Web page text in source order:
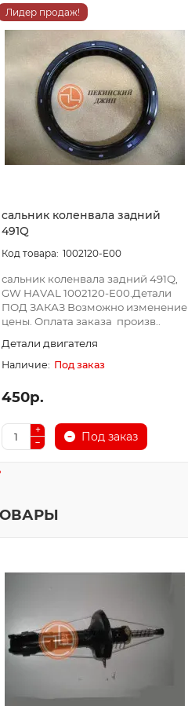
Лидер продаж!
сальник коленвала задний
491Q
1002120-E00
сальник коленвала задний 491Q,
GW HAVAL 1002120-E00.Детали
ПОД ЗАКАЗ Возможно изменение
цены. Оплата заказа произв..
Детали двигателя
Под заказ
450р.
Под заказ